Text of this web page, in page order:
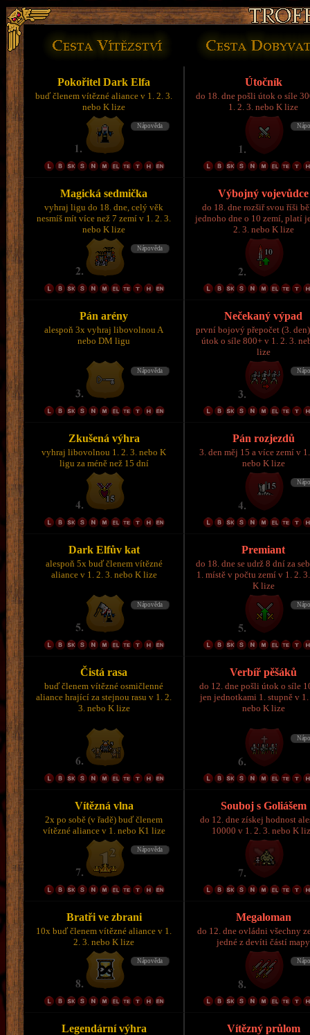
Pokořitel Dark Elfa
buď členem vítězné aliance v 1. 2. 3.
nebo K lize
Útočník
do 18. dne pošli útok o síle
1. 2. 3. nebo K lize
Magická sedmička
vyhraj ligu do 18. dne, celý věk
nesmíš mít více než 7 zemí v 1. 2. 3.
nebo K lize
Výbojný vojevůdce
do 18. dne rozšiř svou říši
jednoho dne o 10 zemí, platí
2. 3. nebo K lize
Pán arény
alespoň 3x vyhraj libovolnou A
nebo DM ligu
Nečekaný výpad
první bojový přepočet (3.
útok o síle 800+ v 1. 2. 3.
lize
Zkušená výhra
vyhraj libovolnou 1. 2. 3. nebo K
ligu za méně než 15 dní
Pán rozjezdů
3. den měj 15 a více zemí v
nebo K lize
Dark Elfův kat
alespoň 5x buď členem vítězné
aliance v 1. 2. 3. nebo K lize
Premiant
do 18. dne se udrž 8 dní za
1. místě v počtu zemí v 1. 2.
K lize
Čistá rasa
buď členem vítězné osmičlenné
aliance hrající za stejnou rasu v 1. 2.
3. nebo K lize
Verbíř pěšáků
do 12. dne pošli útok o síle
jen jednotkami 1. stupně v 1.
nebo K lize
Vítězná vlna
2x po sobě (v řadě) buď členem
vítězné aliance v 1. nebo K1 lize
Souboj s Goliášem
do 12. dne získej hodnost
10000 v 1. 2. 3. nebo K
Bratři ve zbrani
10x buď členem vítězné aliance v 1.
2. 3. nebo K lize
Megaloman
do 12. dne ovládni všechny
jedné z devíti částí mapy
Legendární výhra Vítězný průlom